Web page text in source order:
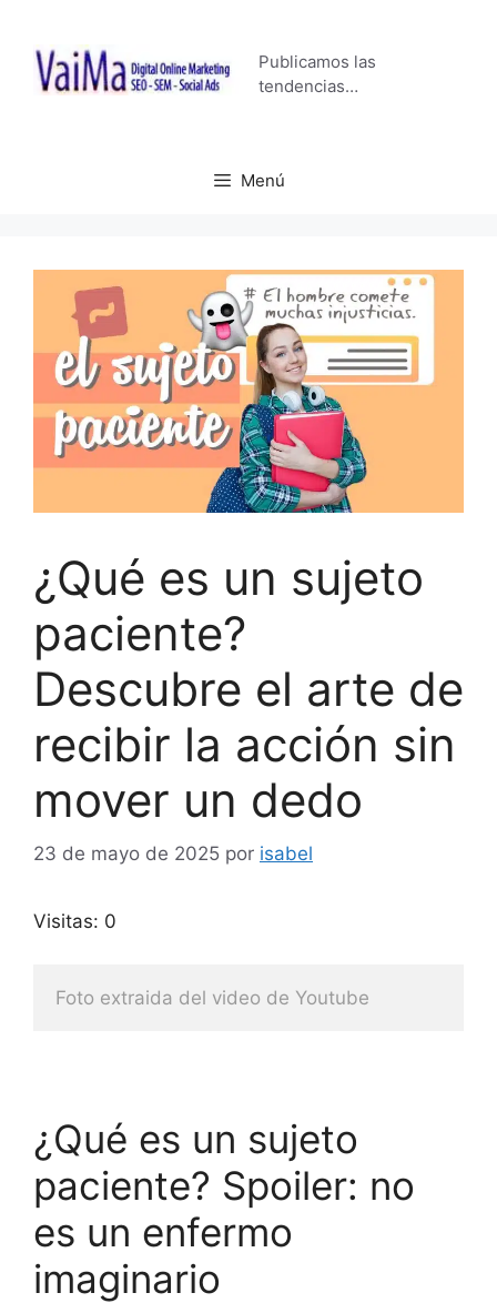
contenido
Publicamos las
tendencias…
Menú
¿Qué es un sujeto
paciente?
Descubre el arte de
recibir la acción sin
mover un dedo
23 de mayo de 2025 por isabel
Visitas: 0
Foto extraida del video de Youtube
¿Qué es un sujeto
paciente? Spoiler: no
es un enfermo
imaginario